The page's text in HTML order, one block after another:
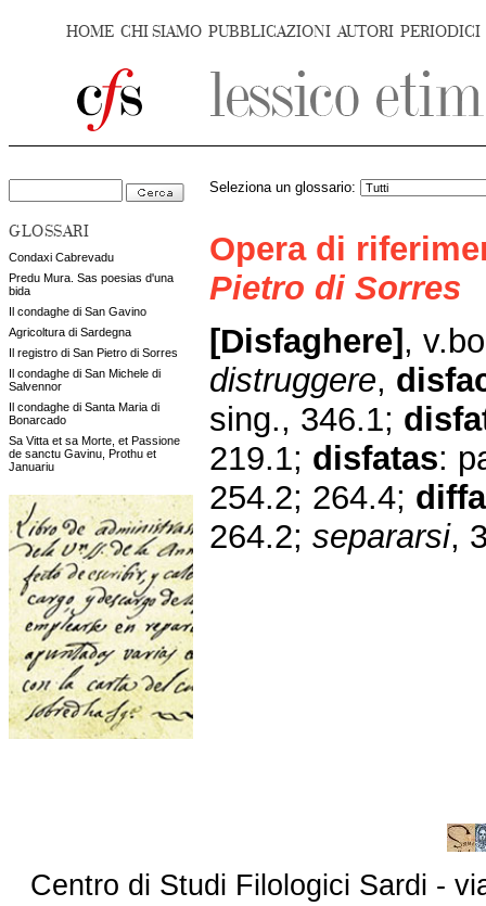
HOME CHI SIAMO PUBBLICAZIONI AUTORI PERIODICI
GLOSSARI
Condaxi Cabrevadu
Predu Mura. Sas poesias d'una
bida
Il condaghe di San Gavino
Agricoltura di Sardegna
Il registro di San Pietro di Sorres
Il condaghe di San Michele di
Salvennor
Il condaghe di Santa Maria di
Bonarcado
Sa Vitta et sa Morte, et Passione
de sanctu Gavinu, Prothu et
Januariu
Seleziona un glossario:
Opera di
Pietro di Sorres
[Disfaghere] ,
distruggere,
sing., 346.1;
219.1; disfatas:
254.2; 264.4;
264.2; separarsi,
Centro di Studi Filologici Sardi -